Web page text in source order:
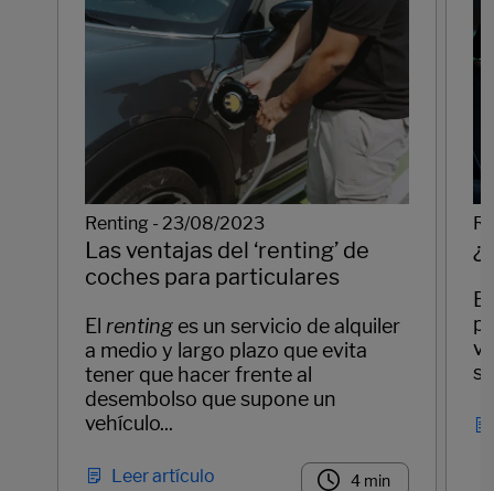
Renting - 23/08/2023
Las ventajas del ‘renting’ de
coches para particulares
El renting es un servicio de alquiler
a medio y largo plazo que evita
tener que hacer frente al
desembolso que supone un
vehículo...
Leer artículo 4 min
El